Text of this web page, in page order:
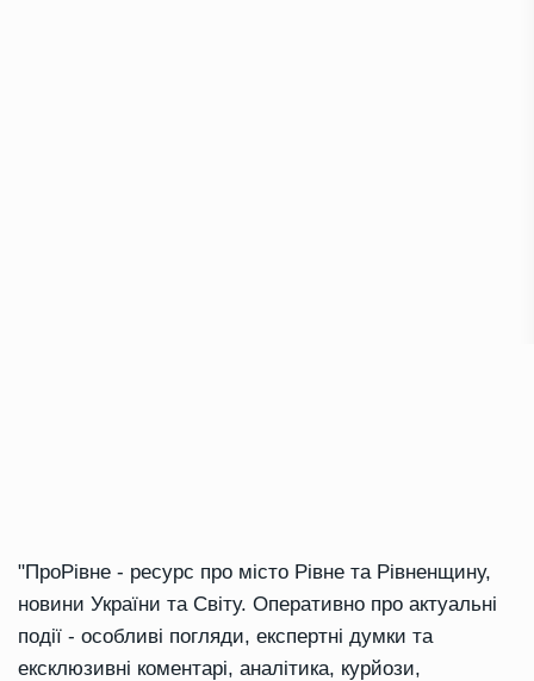
"ПроРівне - ресурс про місто Рівне та Рівненщину,
новини України та Світу. Оперативно про актуальні
події - особливі погляди, експертні думки та
ексклюзивні коментарі, аналітика, курйози,